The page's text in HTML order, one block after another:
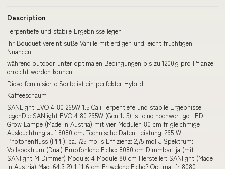
Description
Terpentiefe und stabile Ergebnisse legen
Ihr Bouquet vereint süße Vanille mit erdigen und leicht fruchtigen
Nuancen
während outdoor unter optimalen Bedingungen bis zu 1200 g pro Pflanze
erreicht werden können
Diese feminisierte Sorte ist ein perfekter Hybrid
Kaffeeschaum
SANLight EVO 4-80 265W 1.5 Cali Terpentiefe und stabile Ergebnisse
legenDie SANlight EVO 4 80 265W (Gen 1. 5) ist eine hochwertige LED
Grow Lampe (Made in Austria) mit vier Modulen 80 cm fr gleichmige
Ausleuchtung auf 8080 cm. Technische Daten Leistung: 265 W
Photonenfluss (PPF): ca. 725 mol s Effizienz: 2,75 mol J Spektrum:
Vollspektrum (Dual) Empfohlene Flche: 8080 cm Dimmbar: ja (mit
SANlight M Dimmer) Module: 4 Module 80 cm Hersteller: SANlight (Made
in Austria) Mae: 64,3 29,1 11,6 cm Fr welche Flche? Optimal fr 8080